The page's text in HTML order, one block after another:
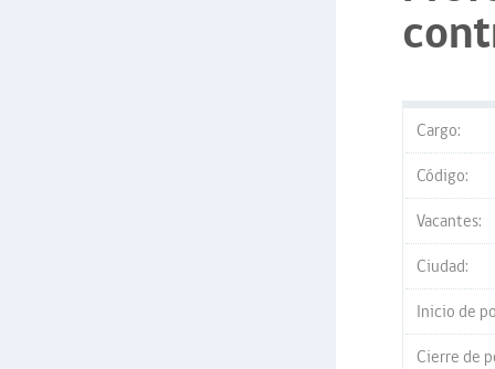
Cargo:
Código:
Vacantes:
Ciudad:
Inicio de
Cierre de